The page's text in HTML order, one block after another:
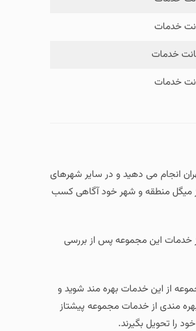
انجام می دهید و در سایر شهرهای
تماس 118 از نمایندگی خدمات تعمیر زودپز میگل منطقه و شهر خود آگاهی کسب
خدمات این مجموعه پس از بررسی
از این خدمات بهره مند شوید و
مندی از خدمات مجموعه پیشتاز
را تحویل بگیرند.